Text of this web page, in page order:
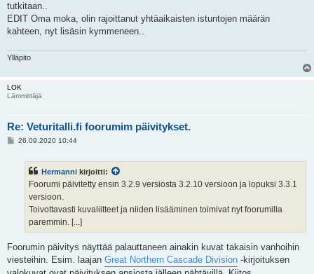
t
i
tutkitaan..
EDIT Oma moka, olin rajoittanut yhtäaikaisten istuntojen määrän
kahteen, nyt lisäsin kymmeneen..
Ylläpito
LOK
Lämmittäjä
Re: Veturitalli.fi foorumim päivitykset.
V26.09.2020 10:44
Hermanni kirjoitti:
Foorumi päivitetty ensin 3.2.9 versiosta 3.2.10 versioon ja lopuksi 3.3.1
versioon.
Toivottavasti kuvaliitteet ja niiden lisääminen toimivat nyt foorumilla
paremmin. [...]
Foorumin päivitys näyttää palauttaneen ainakin kuvat takaisin vanhoihin
viesteihin. Esim. laajan Great Northern Cascade Division -kirjoituksen